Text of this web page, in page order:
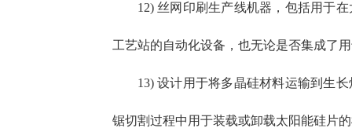
12) 丝网印刷生产线机器，包括用于
工艺站的自动化设备，也无论是否集成了
13) 设计用于将多晶硅材料运输到生
锯切割过程中用于装载或卸载太阳能硅片